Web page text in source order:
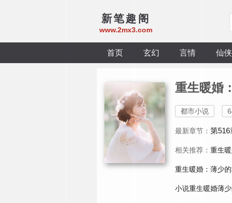
新笔趣阁
www.2mx3.com
首页 玄幻 言情 仙侠
重生暖婚
都市小说
最新章节： 第516
相关推荐： 重生
重生暖婚：薄少
小说重生暖婚薄